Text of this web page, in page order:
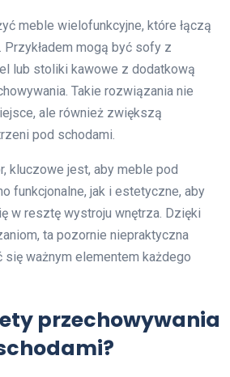
meble wielofunkcyjne, które łączą
Przykładem mogą być sofy z
lub stoliki kawowe z dodatkową
Takie rozwiązania nie
ale również zwiększą
pod schodami.
kluczowe jest, aby meble pod
funkcjonalne, jak i estetyczne, aby
w resztę wystroju wnętrza. Dzięki
ta pozornie niepraktyczna
ważnym elementem każdego
przechowywania